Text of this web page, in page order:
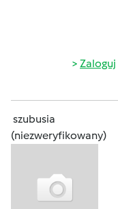
Zaloguj
szubusia
(niezweryfikowany)